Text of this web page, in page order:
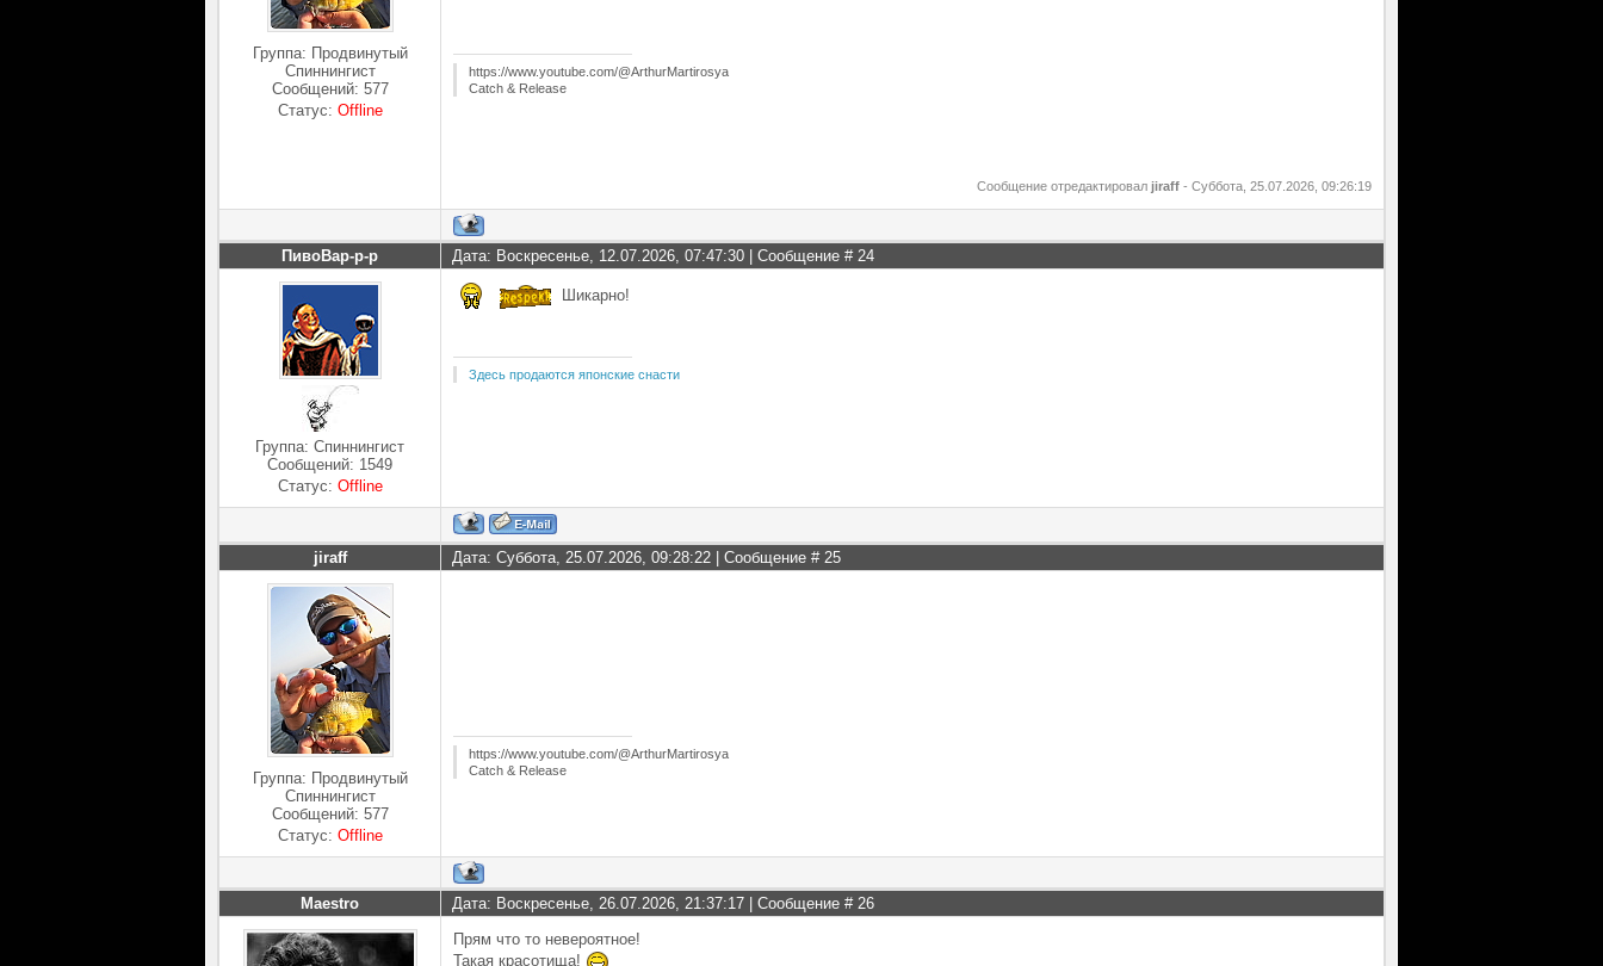
Группа: Продвинутый
Спиннингист
Сообщений: 577
Статус: Offline
https://www.youtube.com/@ArthurMartirosya
Catch & Release
Сообщение отредактировал jiraff - Суббота, 25.07.2026, 09:26:19
ПивоВар-р-р Дата: Воскресенье, 12.07.2026, 07:47:30 | Сообщение # 24
Группа: Спиннингист
Сообщений: 1549
Статус: Offline
Шикарно!
Здесь продаются японские снасти
jiraff Дата: Суббота, 25.07.2026, 09:28:22 | Сообщение # 25
Группа: Продвинутый
Спиннингист
Сообщений: 577
Статус: Offline
https://www.youtube.com/@ArthurMartirosya
Catch & Release
Maestro Дата: Воскресенье, 26.07.2026, 21:37:17 | Сообщение # 26
Прям что то невероятное!
Такая красотища!